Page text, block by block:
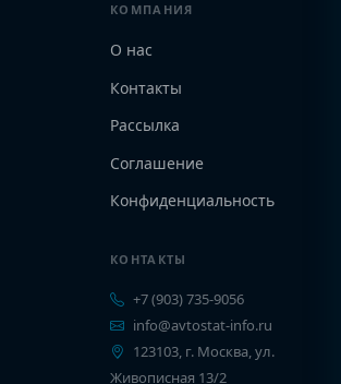
КОМПАНИЯ
О нас
Контакты
Рассылка
Соглашение
Конфиденциальность
КОНТАКТЫ
+7 (903) 735-9056
info@avtostat-info.ru
123103, г. Москва, ул.
Живописная 13/2